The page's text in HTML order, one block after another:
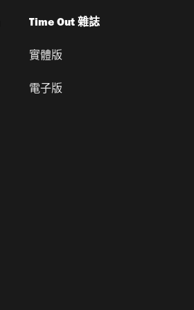
Time Out 雜誌
實體版
電子版